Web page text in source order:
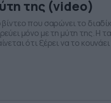
της (video)
βίντεο που σαρώνει το
μόνο με τη μύτη της. Η
ότι ξέρει να το